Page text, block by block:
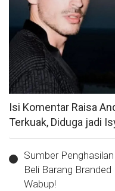
Isi Komentar Raisa
Terkuak, Diduga jadi
Sumber
Beli Barang
Wabup!